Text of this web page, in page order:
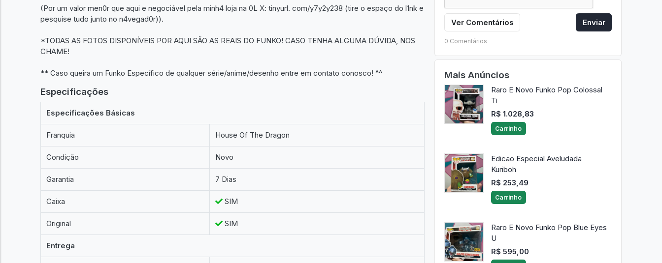
(Por um valor men0r que aqui e negociável pela minh4 loja na 0L X: tinyurl. com/y7y2y238 (tire o espaço do l1nk e
pesquise tudo junto no n4vegad0r)).
*TODAS AS FOTOS DISPONÍVEIS POR AQUI SÃO AS REAIS DO FUNKO! CASO TENHA ALGUMA DÚVIDA, NOS
CHAME!
** Caso queira um Funko Específico de qualquer série/anime/desenho entre em contato conosco! ^^
Especificações
Especificações Básicas
Franquia House Of The Dragon
Condição Novo
Garantia 7 Dias
Caixa SIM
Original SIM
Entrega
Ver Comentários Enviar
0 Comentários
Mais Anúncios
Raro E Novo Funko Pop Colossal
Ti
R$ 1.028,83
Carrinho
Edicao Especial Aveludada
Kuriboh
R$ 253,49
Carrinho
Raro E Novo Funko Pop Blue Eyes
U
R$ 595,00